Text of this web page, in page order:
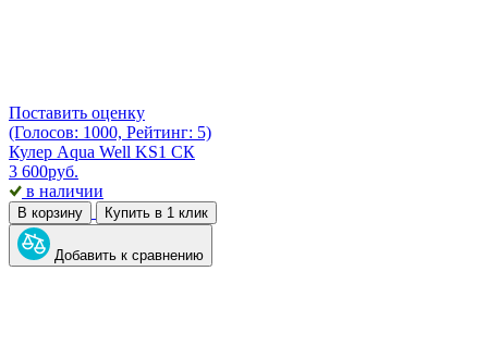
Поставить оценку
(Голосов: 1000, Рейтинг: 5)
Кулер Aqua Well KS1 СК
3 600руб.
в наличии
В корзину Купить в 1 клик
Добавить к сравнению